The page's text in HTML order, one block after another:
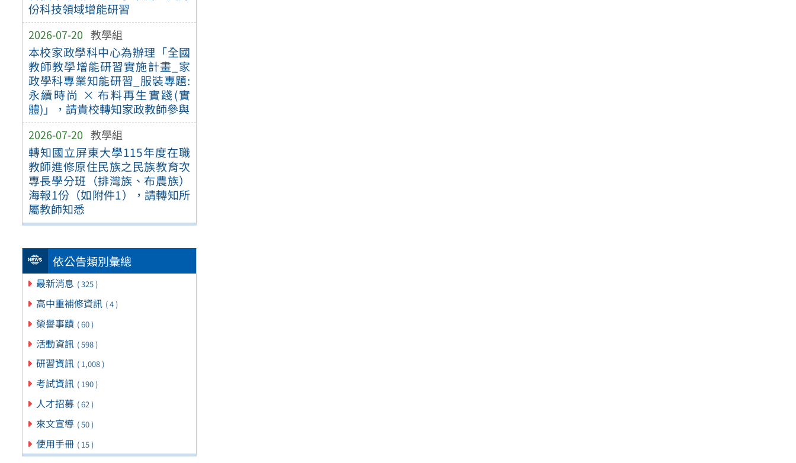
份科技領域增能研習
2026-07-20 教學組
本校家政學科中心為辦理「全國
教師教學增能研習實施計畫_家
政學科專業知能研習_服裝專題:
永續時尚 × 布料再生實踐(實
體)」，請貴校轉知家政教師參與
2026-07-20 教學組
轉知國立屏東大學115年度在職
教師進修原住民族之民族教育次
專長學分班（排灣族、布農族）
海報1份（如附件1），請轉知所
屬教師知悉
依公告類別彙總
最新消息 ( 325 )
高中重補修資訊 ( 4 )
榮譽事蹟 ( 60 )
活動資訊 ( 598 )
研習資訊 ( 1,008 )
考試資訊 ( 190 )
人才招募 ( 62 )
來文宣導 ( 50 )
使用手冊 ( 15 )